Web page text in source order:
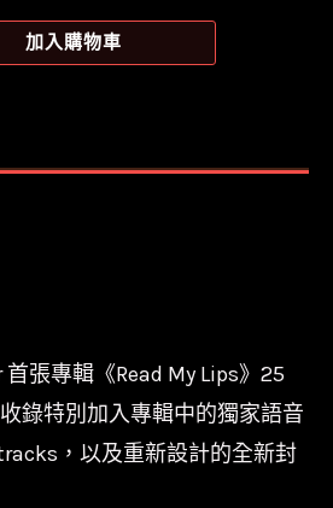
加入購物車
張專輯《Read My Lips》25
錄特別加入專輯中的獨家語音
，以及重新設計的全新封